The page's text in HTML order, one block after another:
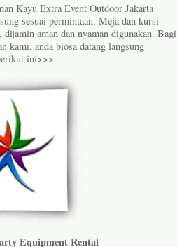
Kayu Extra Event Outdoor Jakarta
sesuai permintaan. Meja dan kursi
aman dan nyaman digunakan. Bagi
kami, anda biosa datang langsung
ini>>>
Equipment Rental